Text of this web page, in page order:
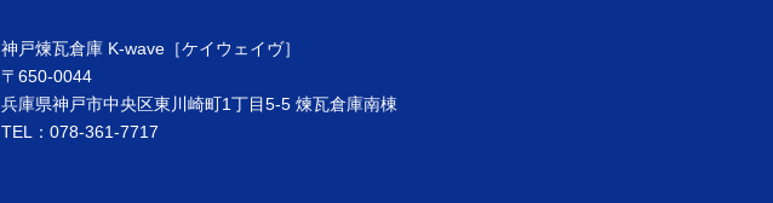
神戸煉瓦倉庫 K-wave［ケイウェイヴ］
〒650-0044
兵庫県神戸市中央区東川崎町1丁目5-5 煉瓦倉庫南棟
TEL：078-361-7717